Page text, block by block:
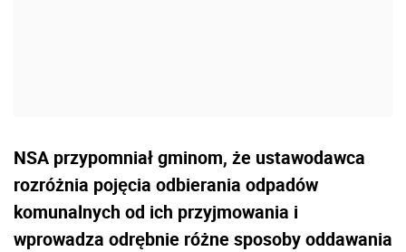
NSA przypomniał gminom, że ustawodawca
rozróżnia pojęcia odbierania odpadów
komunalnych od ich przyjmowania i
wprowadza odrębnie różne sposoby oddawania